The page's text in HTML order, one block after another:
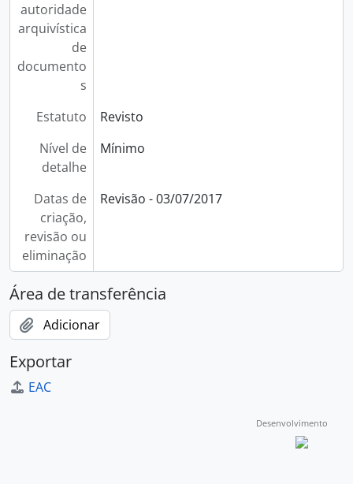
autoridade
arquivística
de
documento
s
Estatuto
Revisto
Nível de
detalhe
Mínimo
Datas de
criação,
revisão ou
eliminação
Revisão - 03/07/2017
Área de transferência
Adicionar
Exportar
EAC
Desenvolvimento